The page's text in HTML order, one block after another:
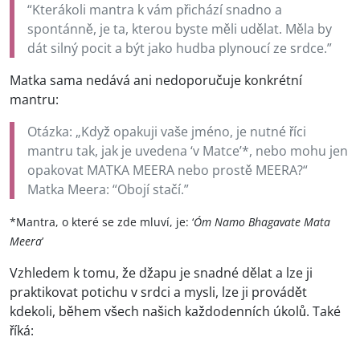
“Kterákoli mantra k vám přichází snadno a
spontánně, je ta, kterou byste měli udělat. Měla by
dát silný pocit a být jako hudba plynoucí ze srdce.”
Matka sama nedává ani nedoporučuje konkrétní
mantru:
Otázka: „Když opakuji vaše jméno, je nutné říci
mantru tak, jak je uvedena ‘v Matce’*, nebo mohu jen
opakovat MATKA MEERA nebo prostě MEERA?“
Matka Meera: “Obojí stačí.”
*Mantra, o které se zde mluví, je: ‘Óm Namo Bhagavate Mata
Meera’
Vzhledem k tomu, že džapu je snadné dělat a lze ji
praktikovat potichu v srdci a mysli, lze ji provádět
kdekoli, během všech našich každodenních úkolů. Také
říká: